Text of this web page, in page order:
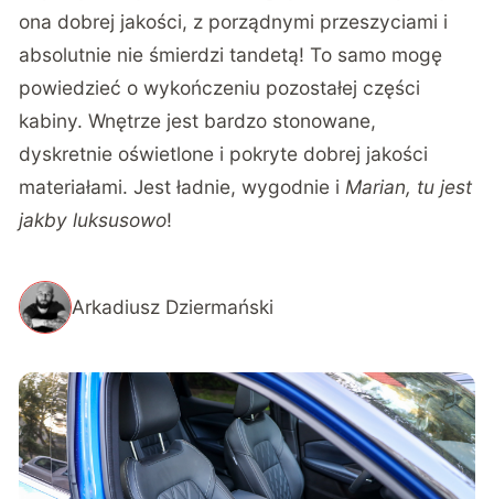
ona dobrej jakości, z porządnymi przeszyciami i
absolutnie nie śmierdzi tandetą! To samo mogę
powiedzieć o wykończeniu pozostałej części
kabiny. Wnętrze jest bardzo stonowane,
dyskretnie oświetlone i pokryte dobrej jakości
materiałami. Jest ładnie, wygodnie i Marian, tu jest
jakby luksusowo!
Arkadiusz Dziermański